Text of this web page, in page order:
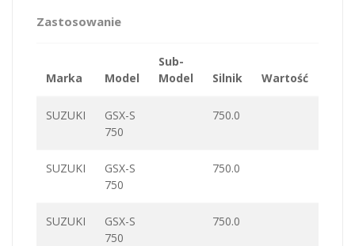
Zastosowanie
Marka Model
Sub-
Model
Silnik Wartość
SUZUKI
GSX-S
750
750.0
SUZUKI
GSX-S
750
750.0
SUZUKI
GSX-S
750
750.0